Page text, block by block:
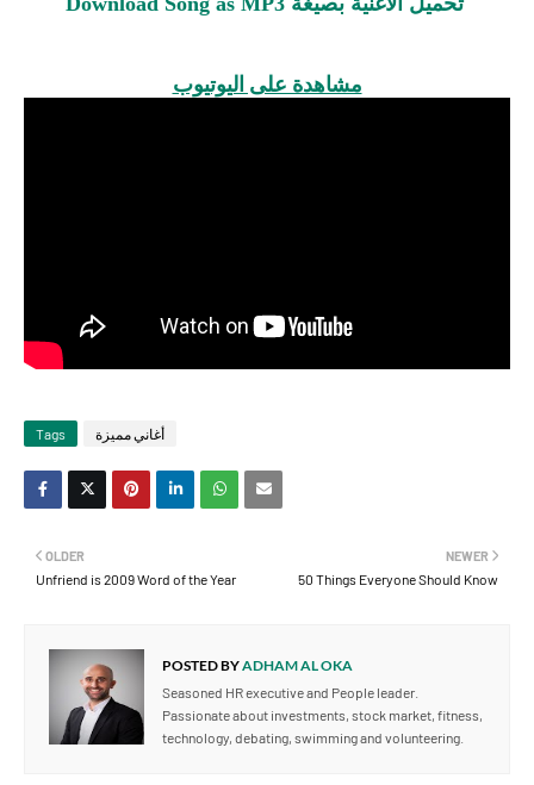
مشاهدة على اليوتيوب
Tags أغاني مميزة
NEWER
50 Things Everyone Should Know
OLDER
Unfriend is 2009 Word of the Year
POSTED BYADHAM AL OKA
Seasoned HR executive and People leader.
Passionate about investments, stock market, fitness,
technology, debating, swimming and volunteering.